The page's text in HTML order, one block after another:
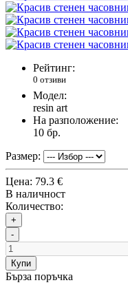
Рейтинг:
0 отзиви
Модел:
resin art
На разположение:
10 бр.
Размер:
Цена: 79.3 €
В наличност
Количество:
+
-
Купи
Бърза поръчка